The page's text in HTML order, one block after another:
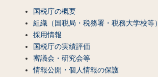
国税庁の概要
組織（国税局・税務署・税務大学校等）
採用情報
国税庁の実績評価
審議会・研究会等
情報公開・個人情報の保護